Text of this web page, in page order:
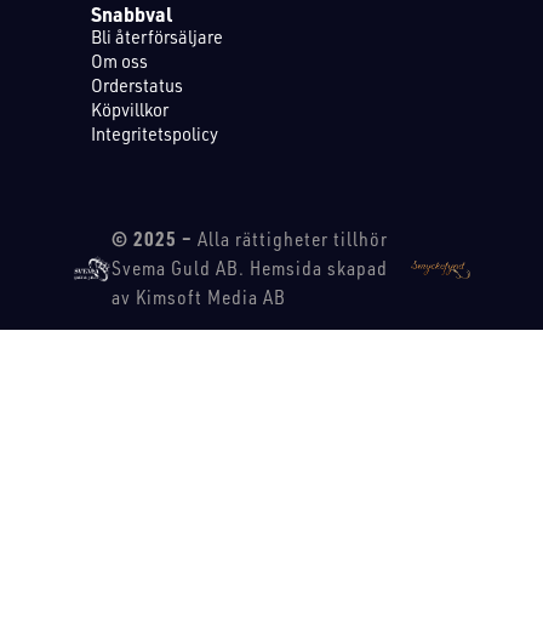
Snabbval
Bli återförsäljare
Om oss
Orderstatus
Köpvillkor
Integritetspolicy
© 2025 – Alla rättigheter tillhör
Svema Guld AB. Hemsida skapad
av Kimsoft Media AB